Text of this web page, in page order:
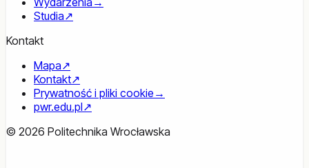
Studia↗
Kontakt
Mapa↗
Kontakt↗
Prywatność i pliki cookie →
pwr.edu.pl↗
© 2026 Politechnika Wrocławska